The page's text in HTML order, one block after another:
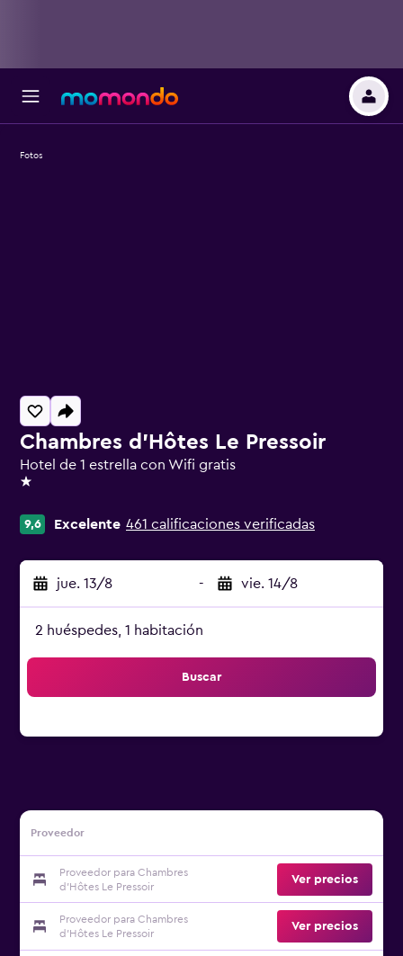
Chambres d'Hôtes Le Pressoir
Hotel de 1 estrella con Wifi gratis
1 estrella
9,6 Excelente 461 calificaciones verificadas
jue. 13/8 - vie. 14/8
2 huéspedes, 1 habitación
Buscar
Proveedor
Proveedor para Chambres
d'Hôtes Le Pressoir
Ver precios
Proveedor para Chambres
d'Hôtes Le Pressoir
Ver precios
Fotos